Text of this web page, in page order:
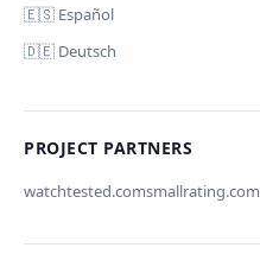
Your email (for notification)
🇪🇸 Español
🇩🇪 Deutsch
PROJECT PARTNERS
watchtested.comsmallrating.com